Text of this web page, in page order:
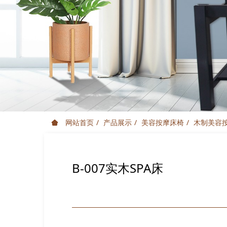
网站首页 产品展示 美容按摩床椅 木制美容
B-007实木SPA床